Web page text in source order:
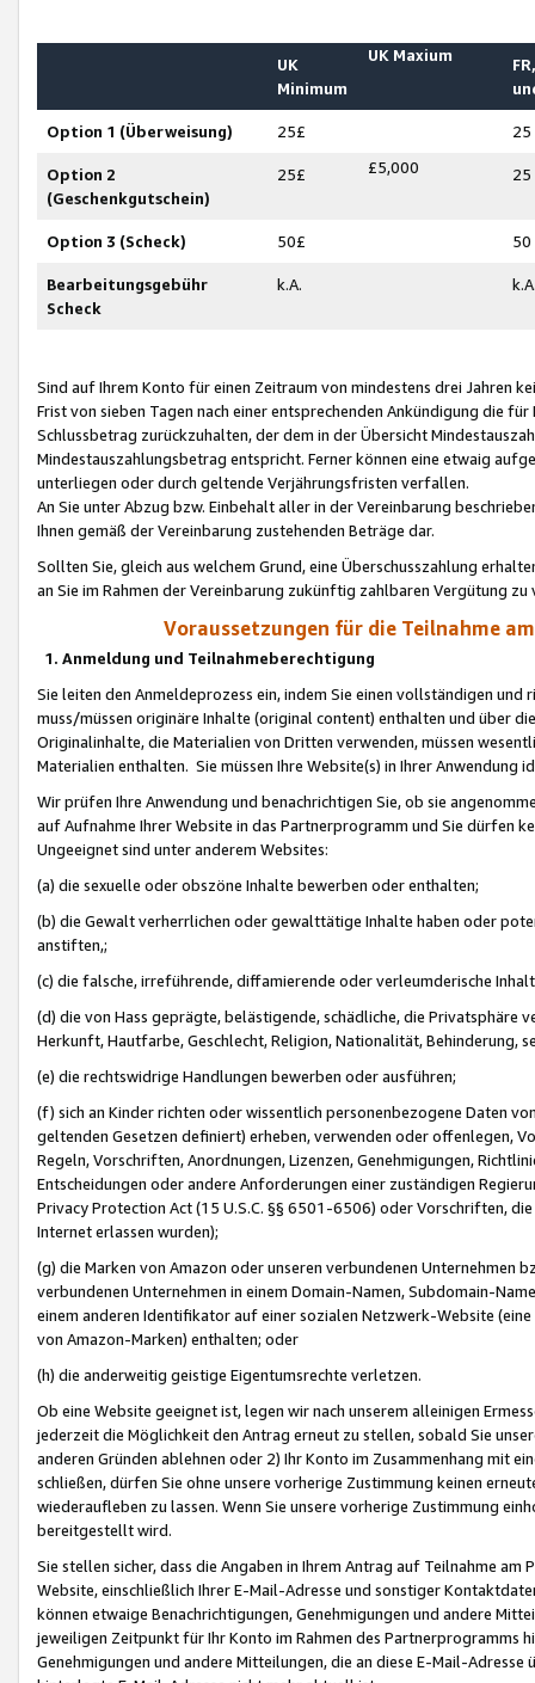
UK
Minimum
UK Maxium
Option 1 (Überweisung) 25£ 25
Option 2
(Geschenkgutschein)
25£ £5,000 25
Option 3 (Scheck) 50£ 50
Bearbeitungsgebühr
Scheck
k.A.
Sind auf Ihrem Konto für einen Zeitraum von mindestens drei Jahren
Frist von sieben Tagen nach einer entsprechenden Ankündigung die
Schlussbetrag zurückzuhalten, der dem in der Übersicht
Mindestauszahlungsbetrag entspricht. Ferner können eine etwaig
unterliegen oder durch geltende Verjährungsfristen verfallen.
An Sie unter Abzug bzw. Einbehalt aller in der Vereinbarung
Ihnen gemäß der Vereinbarung zustehenden Beträge dar.
Sollten Sie, gleich aus welchem Grund, eine Überschusszahlung
an Sie im Rahmen der Vereinbarung zukünftig zahlbaren Vergütung zu
Voraussetzungen für die Teilnahme
1. Anmeldung und Teilnahmeberechtigung
Sie leiten den Anmeldeprozess ein, indem Sie einen vollständigen
muss/müssen originäre Inhalte (original content) enthalten und über
Originalinhalte, die Materialien von Dritten verwenden, müssen
Materialien enthalten. Sie müssen Ihre Website(s) in Ihrer Anwendung
Wir prüfen Ihre Anwendung und benachrichtigen Sie, ob sie
auf Aufnahme Ihrer Website in das Partnerprogramm und Sie dürfen
Ungeeignet sind unter anderem Websites:
(a) die sexuelle oder obszöne Inhalte bewerben oder enthalten;
(b) die Gewalt verherrlichen oder gewalttätige Inhalte haben oder
anstiften,;
(c) die falsche, irreführende, diffamierende oder verleumderische
(d) die von Hass geprägte, belästigende, schädliche, die Privatsphäre
Herkunft, Hautfarbe, Geschlecht, Religion, Nationalität, Behinderung,
(e) die rechtswidrige Handlungen bewerben oder ausführen;
(f) sich an Kinder richten oder wissentlich personenbezogene Daten
geltenden Gesetzen definiert) erheben, verwenden oder offenlegen,
Regeln, Vorschriften, Anordnungen, Lizenzen, Genehmigungen,
Entscheidungen oder andere Anforderungen einer zuständigen
Privacy Protection Act (15 U.S.C. §§ 6501-6506) oder Vorschriften,
Internet erlassen wurden);
(g) die Marken von Amazon oder unseren verbundenen Unternehmen
verbundenen Unternehmen in einem Domain-Namen, Subdomain-
einem anderen Identifikator auf einer sozialen Netzwerk-Website
von Amazon-Marken) enthalten; oder
(h) die anderweitig geistige Eigentumsrechte verletzen.
Ob eine Website geeignet ist, legen wir nach unserem alleinigen
jederzeit die Möglichkeit den Antrag erneut zu stellen, sobald Sie
anderen Gründen ablehnen oder 2) Ihr Konto im Zusammenhang mit
schließen, dürfen Sie ohne unsere vorherige Zustimmung keinen
wiederaufleben zu lassen. Wenn Sie unsere vorherige Zustimmung
bereitgestellt wird.
Sie stellen sicher, dass die Angaben in Ihrem Antrag auf Teilnahme
Website, einschließlich Ihrer E-Mail-Adresse und sonstiger
können etwaige Benachrichtigungen, Genehmigungen und andere
jeweiligen Zeitpunkt für Ihr Konto im Rahmen des Partnerprogramms
Genehmigungen und andere Mitteilungen, die an diese E-Mail-